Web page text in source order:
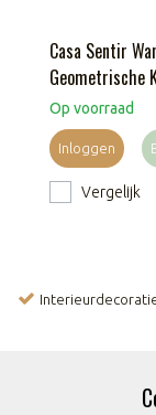
Casa Sentir
Geometrische
Op voorraad
Inloggen
Vergelijk